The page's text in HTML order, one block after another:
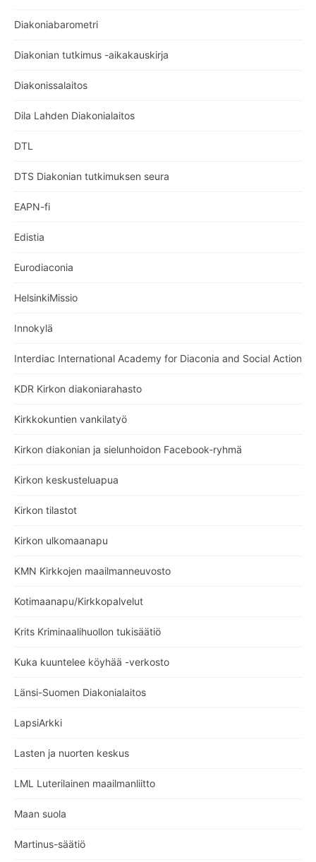
Diakoniabarometri
Diakonian tutkimus -aikakauskirja
Diakonissalaitos
Dila Lahden Diakonialaitos
DTL
DTS Diakonian tutkimuksen seura
EAPN-fi
Edistia
Eurodiaconia
HelsinkiMissio
Innokylä
Interdiac International Academy for Diaconia and Social Action
KDR Kirkon diakoniarahasto
Kirkkokuntien vankilatyö
Kirkon diakonian ja sielunhoidon Facebook-ryhmä
Kirkon keskusteluapua
Kirkon tilastot
Kirkon ulkomaanapu
KMN Kirkkojen maailmanneuvosto
Kotimaanapu/Kirkkopalvelut
Krits Kriminaalihuollon tukisäätiö
Kuka kuuntelee köyhää -verkosto
Länsi-Suomen Diakonialaitos
LapsiArkki
Lasten ja nuorten keskus
LML Luterilainen maailmanliitto
Maan suola
Martinus-säätiö